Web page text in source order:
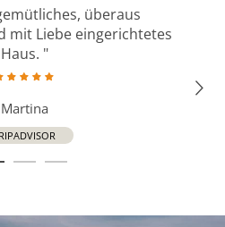
überaus
mit Liebe eingerichtetes
Haus. "
Martina